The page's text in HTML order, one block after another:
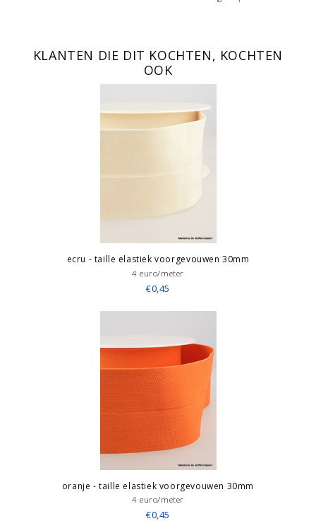
KLANTEN DIE DIT KOCHTEN, KOCHTEN
OOK
ecru - taille elastiek voorgevouwen 30mm
4 euro/meter
€0,45
oranje - taille elastiek voorgevouwen 30mm
4 euro/meter
€0,45